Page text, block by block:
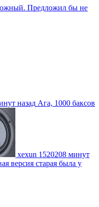
Предложил бы не
назад Ага, 1000 баксов
xexun 1520208 минут
версия старая была у